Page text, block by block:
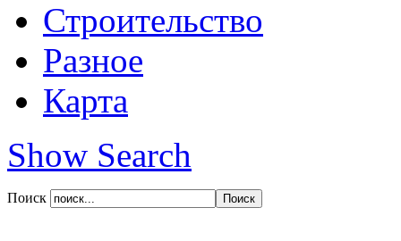
Строительство
Разное
Карта
Show Search
Поиск